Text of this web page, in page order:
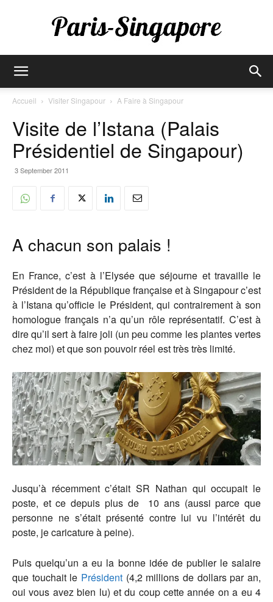
Singapore
Accueil Visiter Singapour A Faire à Singapour
Visite de l’Istana (Palais
Présidentiel de Singapour)
3 September 2011
A chacun son palais !
En France, c’est à l’Elysée que séjourne et travaille le
Président de la République française et à Singapour c’est
à l’Istana qu’officie le Président, qui contrairement à son
homologue français n’a qu’un rôle représentatif. C’est à
dire qu’il sert à faire joli (un peu comme les plantes vertes
chez moi) et que son pouvoir réel est très très limité.
Jusqu’à récemment c’était SR Nathan qui occupait le
poste, et ce depuis plus de 10 ans (aussi parce que
personne ne s’était présenté contre lui vu l’intérêt du
poste, je caricature à peine).
Puis quelqu’un a eu la bonne idée de publier le salaire
que touchait le Président (4,2 millions de dollars par an,
oui vous avez bien lu) et du coup cette année on a eu 4